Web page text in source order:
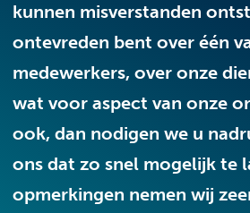
kunnen misverstanden
ontevreden bent over één
medewerkers, over onze
wat voor aspect van onze
ook, dan nodigen we u
ons dat zo snel mogelijk te
opmerkingen nemen wij